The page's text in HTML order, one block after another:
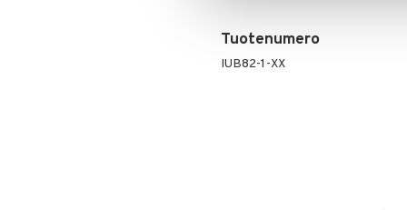
Tuotenumero
IUB82-1-XX